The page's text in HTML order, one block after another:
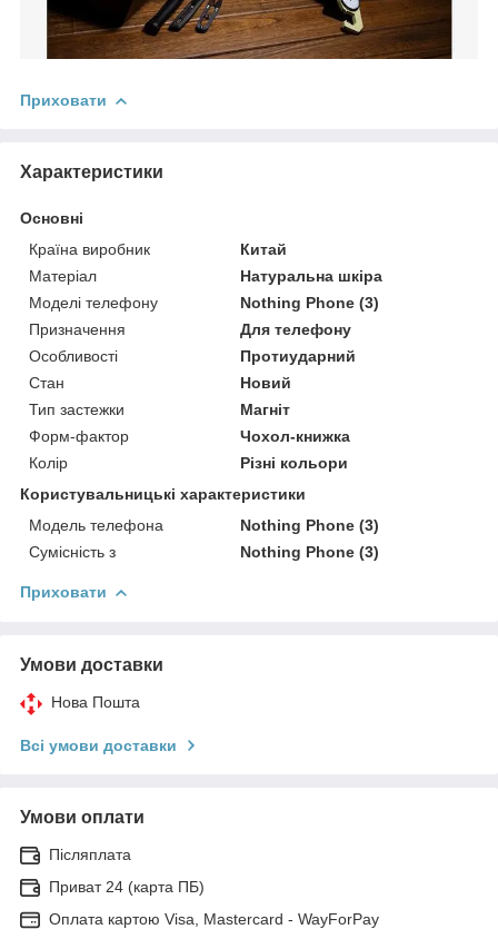
Приховати
Характеристики
Основні
Країна виробник
Китай
Матеріал
Натуральна шкіра
Моделі телефону
Nothing Phone (3)
Призначення
Для телефону
Особливості
Протиударний
Стан
Новий
Тип застежки
Магніт
Форм-фактор
Чохол-книжка
Колір
Різні кольори
Користувальницькі характеристики
Модель телефона
Nothing Phone (3)
Сумісність з
Nothing Phone (3)
Приховати
Умови доставки
Нова Пошта
Всі умови доставки
Умови оплати
Післяплата
Приват 24 (карта ПБ)
Оплата картою Visa, Mastercard - WayForPay